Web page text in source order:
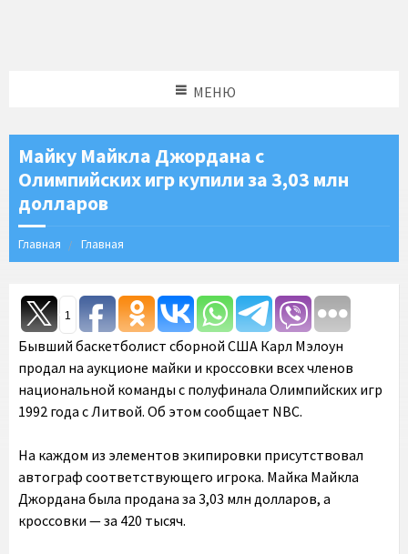
МЕНЮ
Майку Майкла Джордана с
Олимпийских игр купили за 3,03 млн
долларов
Главная Главная
1
Бывший баскетболист сборной США Карл Мэлоун
продал на аукционе майки и кроссовки всех членов
национальной команды с полуфинала Олимпийских игр
1992 года с Литвой. Об этом сообщает NBC.
На каждом из элементов экипировки присутствовал
автограф соответствующего игрока. Майка Майкла
Джордана была продана за 3,03 млн долларов, а
кроссовки — за 420 тысяч.